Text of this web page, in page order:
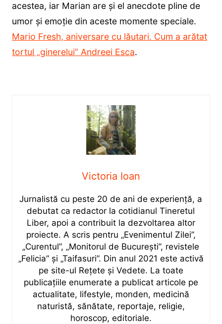
acestea, iar Marian are și el anecdote pline de
umor și emoție din aceste momente speciale.
Mario Fresh, aniversare cu lăutari. Cum a arătat
tortul „ginerelui” Andreei Esca.
Victoria Ioan
Jurnalistă cu peste 20 de ani de experiență, a
debutat ca redactor la cotidianul Tineretul
Liber, apoi a contribuit la dezvoltarea altor
proiecte. A scris pentru „Evenimentul Zilei”,
„Curentul”, „Monitorul de București”, revistele
„Felicia” și „Taifasuri”. Din anul 2021 este activă
pe site-ul Rețete și Vedete. La toate
publicațiile enumerate a publicat articole pe
actualitate, lifestyle, monden, medicină
naturistă, sănătate, reportaje, religie,
horoscop, editoriale.